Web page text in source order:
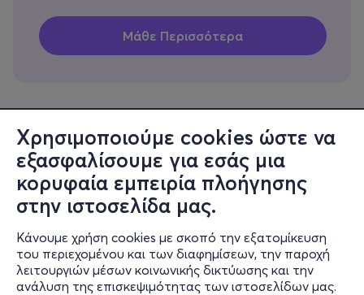
Χρησιμοποιούμε cookies ώστε να
εξασφαλίσουμε για εσάς μια
κορυφαία εμπειρία πλοήγησης
στην ιστοσελίδα μας.
Κάνουμε χρήση cookies με σκοπό την εξατομίκευση
του περιεχομένου και των διαφημίσεων, την παροχή
λειτουργιών μέσων κοινωνικής δικτύωσης και την
ανάλυση της επισκεψιμότητας των ιστοσελίδων μας.
Πληροφορίες
Υποστήριξη
Stay Connected